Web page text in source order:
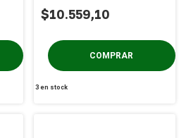
$10.559,10
3 en stock